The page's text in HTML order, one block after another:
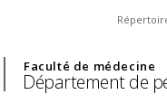
Faculté de médecine
Département de